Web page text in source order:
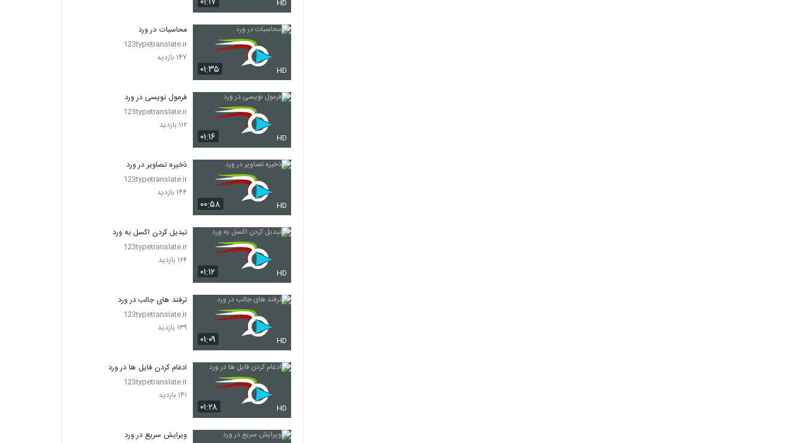
HD
۰۱:۳۵ HD
محاسبات در ورد
123typetranslate.ir
۱۴۷ بازدید
۰۱:۱۶ HD
فرمول نویسی در ورد
123typetranslate.ir
۱۱۲ بازدید
۰۰:۵۸ HD
ذخیره تصاویر در ورد
123typetranslate.ir
۱۴۴ بازدید
۰۱:۱۲ HD
تبدیل کردن اکسل به ورد
123typetranslate.ir
۱۲۶ بازدید
۰۱:۰۹ HD
ترفند های جالب در ورد
123typetranslate.ir
۱۳۹ بازدید
۰۱:۲۸ HD
ادغام کردن فایل ها در ورد
123typetranslate.ir
۱۴۱ بازدید
ویرایش سریع در ورد